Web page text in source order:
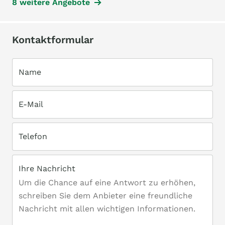
8 weitere Angebote
Kontaktformular
Name
E-Mail
Telefon
Ihre Nachricht